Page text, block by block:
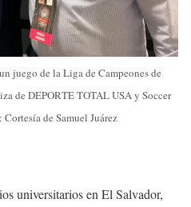
juego de la Liga de Campeones de
de DEPORTE TOTAL USA y Soccer
de Samuel Juárez
universitarios en El Salvador,